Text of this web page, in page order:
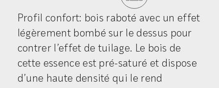
Profil confort: bois raboté avec un effet
légèrement bombé sur le dessus pour
contrer l’effet de tuilage. Le bois de
cette essence est pré-saturé et dispose
d’une haute densité qui le rend